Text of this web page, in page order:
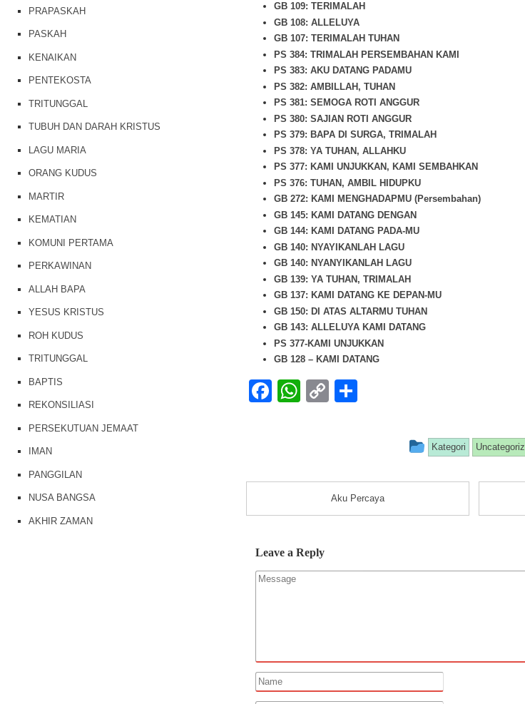
GB 109: TERIMALAH
GB 108: ALLELUYA
GB 107: TERIMALAH TUHAN
PS 384: TRIMALAH PERSEMBAHAN KAMI
PS 383: AKU DATANG PADAMU
PS 382: AMBILLAH, TUHAN
PS 381: SEMOGA ROTI ANGGUR
PS 380: SAJIAN ROTI ANGGUR
PS 379: BAPA DI SURGA, TRIMALAH
PS 378: YA TUHAN, ALLAHKU
PS 377: KAMI UNJUKKAN, KAMI SEMBAHKAN
PS 376: TUHAN, AMBIL HIDUPKU
GB 272: KAMI MENGHADAPMU (Persembahan)
GB 145: KAMI DATANG DENGAN
GB 144: KAMI DATANG PADA-MU
GB 140: NYAYIKANLAH LAGU
GB 140: NYANYIKANLAH LAGU
GB 139: YA TUHAN, TRIMALAH
GB 137: KAMI DATANG KE DEPAN-MU
GB 150: DI ATAS ALTARMU TUHAN
GB 143: ALLELUYA KAMI DATANG
PS 377-KAMI UNJUKKAN
GB 128 – KAMI DATANG
Facebook
WhatsApp
Copy
This entry
Kategori
Aku Percaya
Leave a Reply
PRAPASKAH
PASKAH
KENAIKAN
PENTEKOSTA
TRITUNGGAL
TUBUH DAN DARAH KRISTUS
LAGU MARIA
ORANG KUDUS
MARTIR
KEMATIAN
KOMUNI PERTAMA
PERKAWINAN
ALLAH BAPA
YESUS KRISTUS
ROH KUDUS
TRITUNGGAL
BAPTIS
REKONSILIASI
PERSEKUTUAN JEMAAT
IMAN
PANGGILAN
NUSA BANGSA
AKHIR ZAMAN